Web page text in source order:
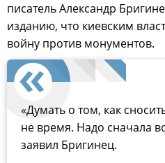
писатель Александр
изданию, что киевским
войну против монументов.
«Думать о том, как
не время. Надо сначала
заявил Бригинец.